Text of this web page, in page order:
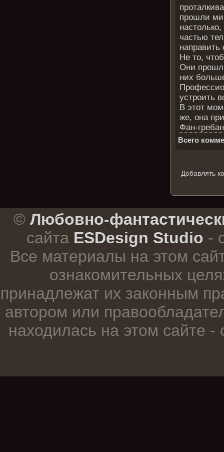
прошли
частью
Не то,
Они
них
устроить
В этот
же, она
Фан-
Всего
Добавлять
© Любовно-
сайта ESDesign Studio -
Все материалы на этом
ознакомительных
принадлежат их законным
автором или
находилась на этом сайте